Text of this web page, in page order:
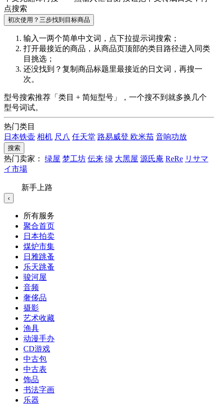
点搜索
初次使用？三步找到目标商品
输入一两个简单中文词，点下拉提示词搜索；
打开最接近的商品，从商品页顶部的类目路径进入同类
目挑选；
还没找到？复制商品标题里最接近的 日文词 ，再搜一
次。
型号搜索推荐「类目 + 简短型号」，一个搜不到就多换几个
型号词试。
热门类目
日本铁壶 相机 尺八 任天堂 路易威登 欧米茄 音响功放
搜索
热门卖家： 绿屋 梦工坊 伝来 绿 大黑屋 源氏庵 ReRe リサマ
イ市場
新手上路
‹
所有服务
聚合首页
日本拍卖
煤炉市集
日雅跳蚤
乐天跳蚤
骏河屋
音频
奢侈品
摄影
艺术收藏
渔具
动漫手办
CD游戏
中古包
中古表
饰品
书法字画
乐器